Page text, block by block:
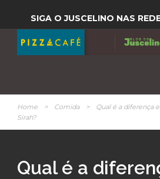
SIGA O JUSCELINO NAS
Home > Comida >
Qual é a diferença
Sirah?
Qual é a